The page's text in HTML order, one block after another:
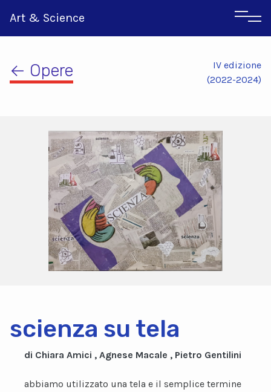
Art & Science
Inglese
Greco
← Opere
IV edizione
(2022-2024)
scienza su tela
di Chiara Amici , Agnese Macale , Pietro Gentilini
abbiamo utilizzato una tela e il semplice termine